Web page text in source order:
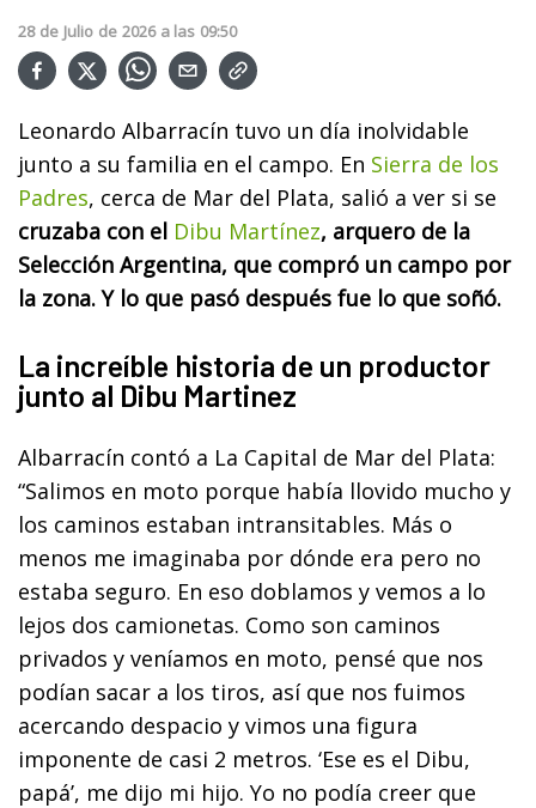
28 de Julio de 2026 a las 09:50
Leonardo Albarracín tuvo un día inolvidable
junto a su familia en el campo. En Sierra de los
Padres, cerca de Mar del Plata, salió a ver si se
cruzaba con el Dibu Martínez, arquero de la
Selección Argentina, que compró un campo por
la zona. Y lo que pasó después fue lo que soñó.
La increíble historia de un productor
junto al Dibu Martinez
Albarracín contó a La Capital de Mar del Plata:
“Salimos en moto porque había llovido mucho y
los caminos estaban intransitables. Más o
menos me imaginaba por dónde era pero no
estaba seguro. En eso doblamos y vemos a lo
lejos dos camionetas. Como son caminos
privados y veníamos en moto, pensé que nos
podían sacar a los tiros, así que nos fuimos
acercando despacio y vimos una figura
imponente de casi 2 metros. ‘Ese es el Dibu,
papá’, me dijo mi hijo. Yo no podía creer que